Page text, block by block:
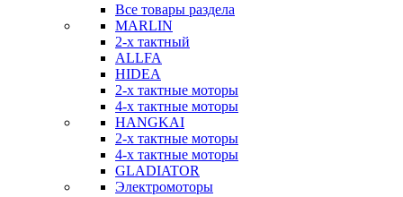
Все товары раздела
MARLIN
2-х тактный
ALLFA
HIDEA
2-х тактные моторы
4-х тактные моторы
HANGKAI
2-х тактные моторы
4-х тактные моторы
GLADIATOR
Электромоторы